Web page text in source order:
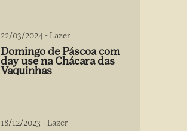
22/03/2024 -Lazer
Domingo de Páscoa com
day use na Chácara das
Vaquinhas
18/12/2023 -Lazer